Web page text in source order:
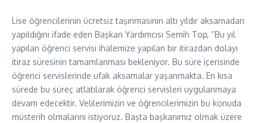
Lise öğrencilerinin ücretsiz taşınmasının altı yıldır aksamadan
yapıldığını ifade eden Başkan Yardımcısı Semih Top, “Bu yıl
yapılan öğrenci servisi ihalemize yapılan bir itirazdan dolayı
itiraz süresinin tamamlanması bekleniyor. Bu süre içerisinde
öğrenci servislerinde ufak aksamalar yaşanmakta. En kısa
sürede bu süreç atlatılarak öğrenci servisleri uygulanmaya
devam edecektir. Velilerimizin ve öğrencilerimizin bu konuda
müsterih olmalarını istiyoruz. Başta başkanımız olmak üzere